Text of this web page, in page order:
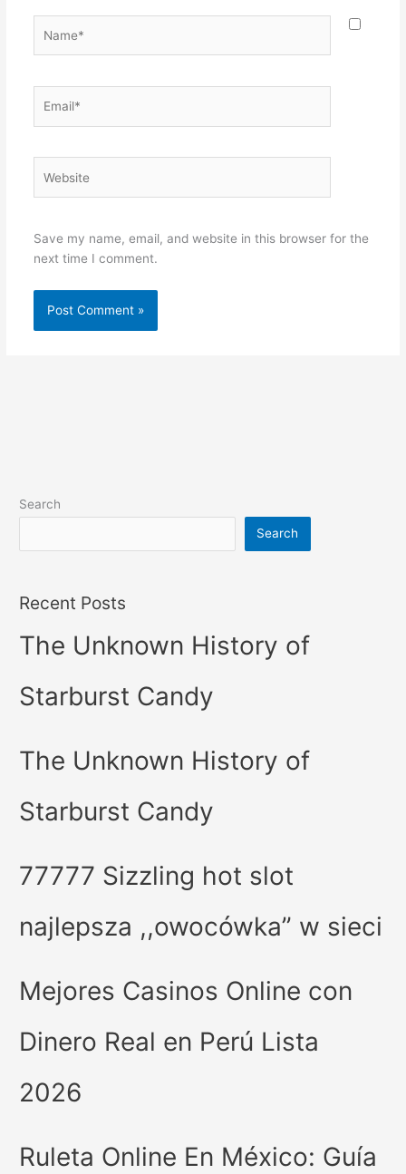
Save my name, email, and website in this browser for the
next time I comment.
Search
Search
Recent Posts
The Unknown History of
Starburst Candy
The Unknown History of
Starburst Candy
77777 Sizzling hot slot
najlepsza ,,owocówka” w sieci
Mejores Casinos Online con
Dinero Real en Perú Lista
2026
Ruleta Online En México: Guía